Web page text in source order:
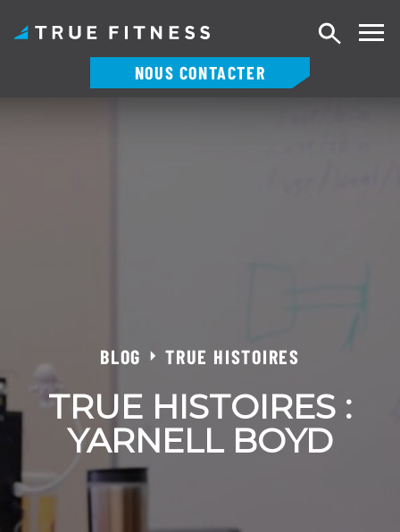
NOUS CONTACTER
BLOG TRUE HISTOIRES
TRUE HISTOIRES :
YARNELL BOYD